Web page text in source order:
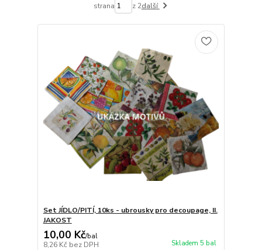
strana z 2další
Set JÍDLO/PITÍ, 10ks - ubrousky pro decoupage, II.
JAKOST
10,00 Kč/bal
8,26 Kč bez DPH Skladem 5 bal